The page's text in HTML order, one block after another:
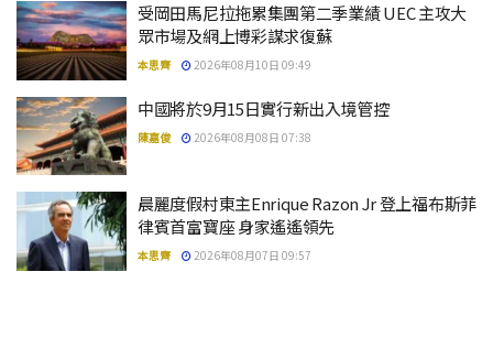
受岡田馬尼拉拖累集團第二季業績 UEC 主攻大
眾市場及網上博彩謀求復蘇
本思齊 2026年08月10日 09:49
中國將於9月15日實行新出入境管控
陳嘉俊 2026年08月08日 07:38
晨麗度假村東主Enrique Razon Jr 登上福布斯菲
律賓首富寶座 身家遙遙領先
本思齊 2026年08月07日 09:57